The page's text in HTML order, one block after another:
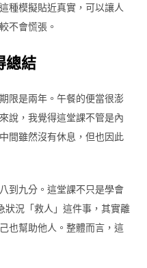
種模擬貼近真實，可以讓人
不會慌張。
總結
限是兩年。午餐的便當很澎
說，我覺得這堂課不管是內
間雖然沒有休息，但也因此
到九分。這堂課不只是學會
狀況「救人」這件事，其實離
也幫助他人。整體而言，這